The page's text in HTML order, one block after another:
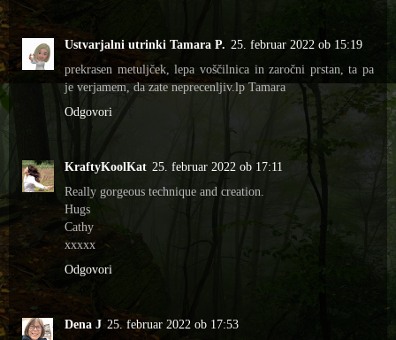
Ustvarjalni utrinki Tamara P. 25. februar 2022 ob 15:19
prekrasen metuljček, lepa voščilnica in zaročni prstan, ta pa
je verjamem, da zate neprecenljiv.lp Tamara
Odgovori
KraftyKoolKat 25. februar 2022 ob 17:11
Really gorgeous technique and creation.
Hugs
Cathy
xxxxx
Odgovori
Dena J 25. februar 2022 ob 17:53